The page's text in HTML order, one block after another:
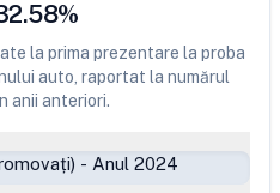
%
la prima prezentare la proba
auto, raportat la numărul
anii anteriori.
- Anul 2024